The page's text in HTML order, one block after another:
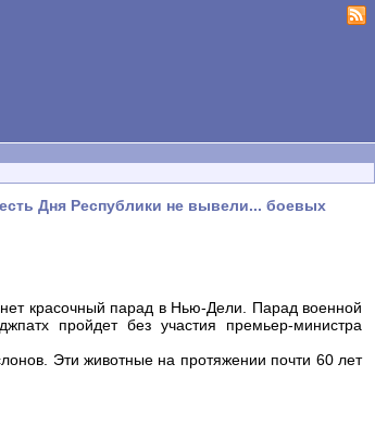
Дня Республики не вывели... боевых
красочный парад в Нью-Дели. Парад военной
пройдет без участия премьер-министра
Эти животные на протяжении почти 60 лет